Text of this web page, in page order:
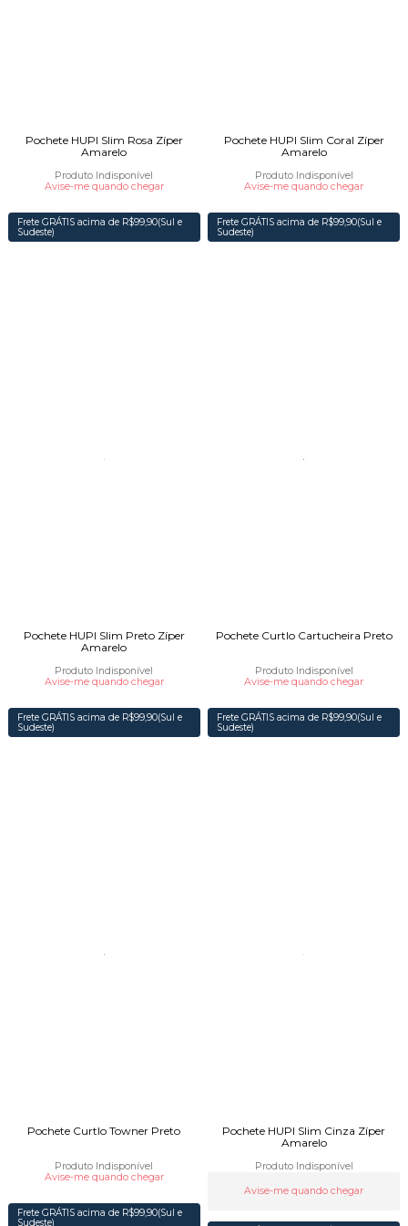
Pochete HUPI Slim Rosa Zíper
Amarelo
Produto Indisponível
Avise-me quando chegar
Frete GRÁTIS acima de R$99,90(Sul e
Sudeste)
Pochete HUPI Slim Coral Zíper
Amarelo
Produto Indisponível
Avise-me quando chegar
Frete GRÁTIS acima de R$99,90(Sul e
Sudeste)
Pochete HUPI Slim Preto Zíper
Amarelo
Produto Indisponível
Avise-me quando chegar
Frete GRÁTIS acima de R$99,90(Sul e
Sudeste)
Pochete Curtlo Cartucheira Preto
Produto Indisponível
Avise-me quando chegar
Frete GRÁTIS acima de R$99,90(Sul e
Sudeste)
Pochete Curtlo Towner Preto
Produto Indisponível
Avise-me quando chegar
Frete GRÁTIS acima de R$99,90(Sul e
Sudeste)
Pochete HUPI Slim Cinza Zíper
Amarelo
Produto Indisponível
Avise-me quando chegar